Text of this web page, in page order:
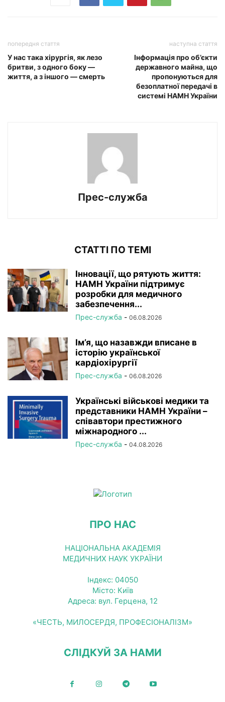
попередня стаття
У нас така хірургія, як лезо
бритви, з одного боку —
життя, а з іншого — смерть
наступна стаття
Інформація про об’єкти
державного майна, що
пропонуються для
безоплатної передачі в
системі НАМН України
Прес-служба
СТАТТІ ПО ТЕМІ
Інновації, що рятують життя:
НАМН України підтримує
розробки для медичного
забезпечення...
Прес-служба - 06.08.2026
Ім’я, що назавжди вписане в
історію української
кардіохірургії
Прес-служба - 06.08.2026
Українські військові медики та
представники НАМН України –
співавтори престижного
міжнародного ...
Прес-служба - 04.08.2026
ПРО НАС
НАЦІОНАЛЬНА АКАДЕМІЯ
МЕДИЧНИХ НАУК УКРАЇНИ
Індекс: 04050
Місто: Київ
Адреса: вул. Герцена, 12
«ЧЕСТЬ, МИЛОСЕРДЯ, ПРОФЕСІОНАЛІЗМ»
СЛІДКУЙ ЗА НАМИ